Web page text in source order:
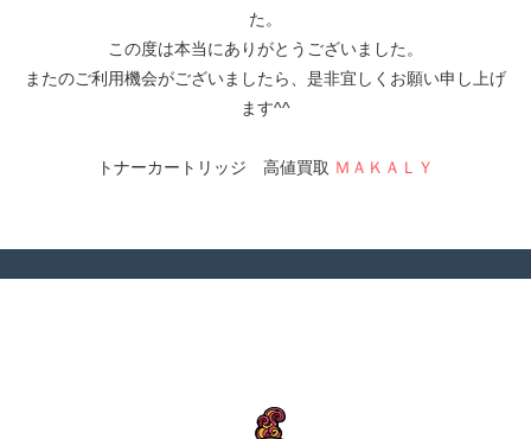
た。
この度は本当にありがとうございました。
またのご利用機会がございましたら、是非宜しくお願い申し上げ
ます^^
トナーカートリッジ 高値買取 ＭＡＫＡＬＹ